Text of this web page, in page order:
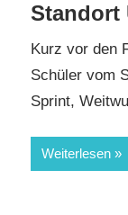
Standort
Kurz vor den
Schüler vom
Sprint,
Weiterlesen